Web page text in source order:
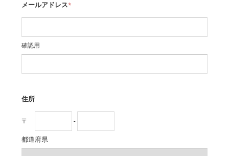
メールアドレス*
確認用
住所
〒 -
都道府県